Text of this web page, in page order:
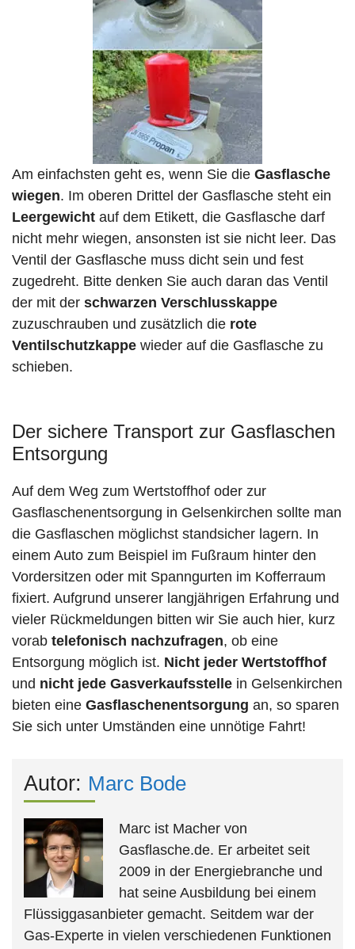
Am einfachsten geht es, wenn Sie die Gasflasche
wiegen. Im oberen Drittel der Gasflasche steht ein
Leergewicht auf dem Etikett, die Gasflasche darf
nicht mehr wiegen, ansonsten ist sie nicht leer. Das
Ventil der Gasflasche muss dicht sein und fest
zugedreht. Bitte denken Sie auch daran das Ventil
der mit der schwarzen Verschlusskappe
zuzuschrauben und zusätzlich die rote
Ventilschutzkappe wieder auf die Gasflasche zu
schieben.
Der sichere Transport zur Gasflaschen
Entsorgung
Auf dem Weg zum Wertstoffhof oder zur
Gasflaschenentsorgung in Gelsenkirchen sollte man
die Gasflaschen möglichst standsicher lagern. In
einem Auto zum Beispiel im Fußraum hinter den
Vordersitzen oder mit Spanngurten im Kofferraum
fixiert. Aufgrund unserer langjährigen Erfahrung und
vieler Rückmeldungen bitten wir Sie auch hier, kurz
vorab telefonisch nachzufragen, ob eine
Entsorgung möglich ist. Nicht jeder Wertstoffhof
und nicht jede Gasverkaufsstelle in Gelsenkirchen
bieten eine Gasflaschenentsorgung an, so sparen
Sie sich unter Umständen eine unnötige Fahrt!
Autor: Marc Bode
Marc ist Macher von
Gasflasche.de. Er arbeitet seit
2009 in der Energiebranche und
hat seine Ausbildung bei einem
Flüssiggasanbieter gemacht. Seitdem war der
Gas-Experte in vielen verschiedenen Funktionen